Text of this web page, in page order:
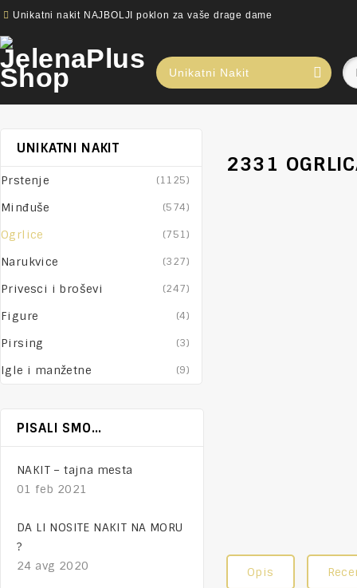
Unikatni nakit NAJBOLJI poklon za vaše drage dame
Unikatni Nakit
2331
Opis
UNIKATNI NAKIT
Prstenje (1125)
Minđuše (574)
Ogrlice (751)
Narukvice (327)
Privesci i broševi (247)
Figure (4)
Pirsing (3)
Igle i manžetne (9)
PISALI SMO…
NAKIT – tajna mesta
01 feb 2021
DA LI NOSITE NAKIT NA MORU
?
24 avg 2020